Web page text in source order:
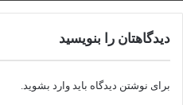
دیدگاهتان را بنویسید
برای نوشتن دیدگاه باید وارد بشوید.